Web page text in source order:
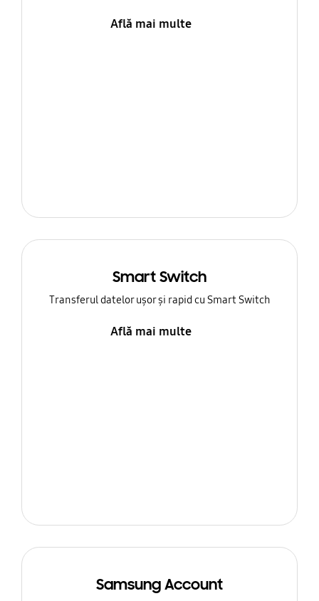
Află mai multe
Smart Switch
Transferul datelor ușor și rapid cu Smart Switch
Află mai multe
Samsung Account